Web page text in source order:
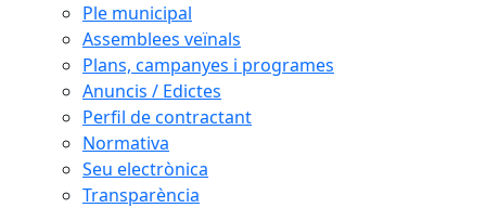
Ple municipal
Assemblees veïnals
Plans, campanyes i programes
Anuncis / Edictes
Perfil de contractant
Normativa
Seu electrònica
Transparència